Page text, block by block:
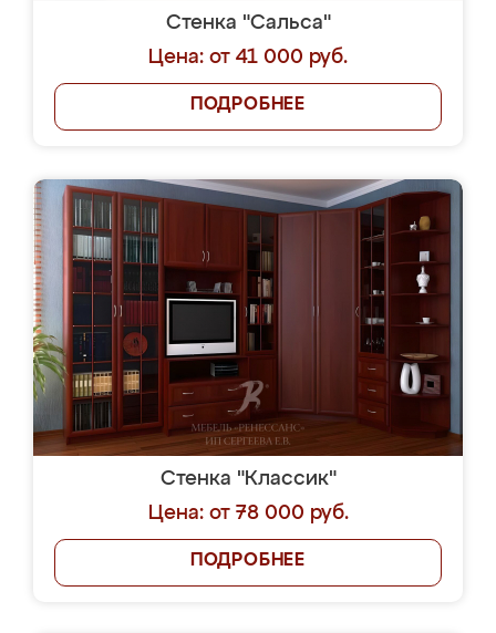
Стенка "Сальса"
Цена: от 41 000 руб.
ПОДРОБНЕЕ
Стенка "Классик"
Цена: от 78 000 руб.
ПОДРОБНЕЕ